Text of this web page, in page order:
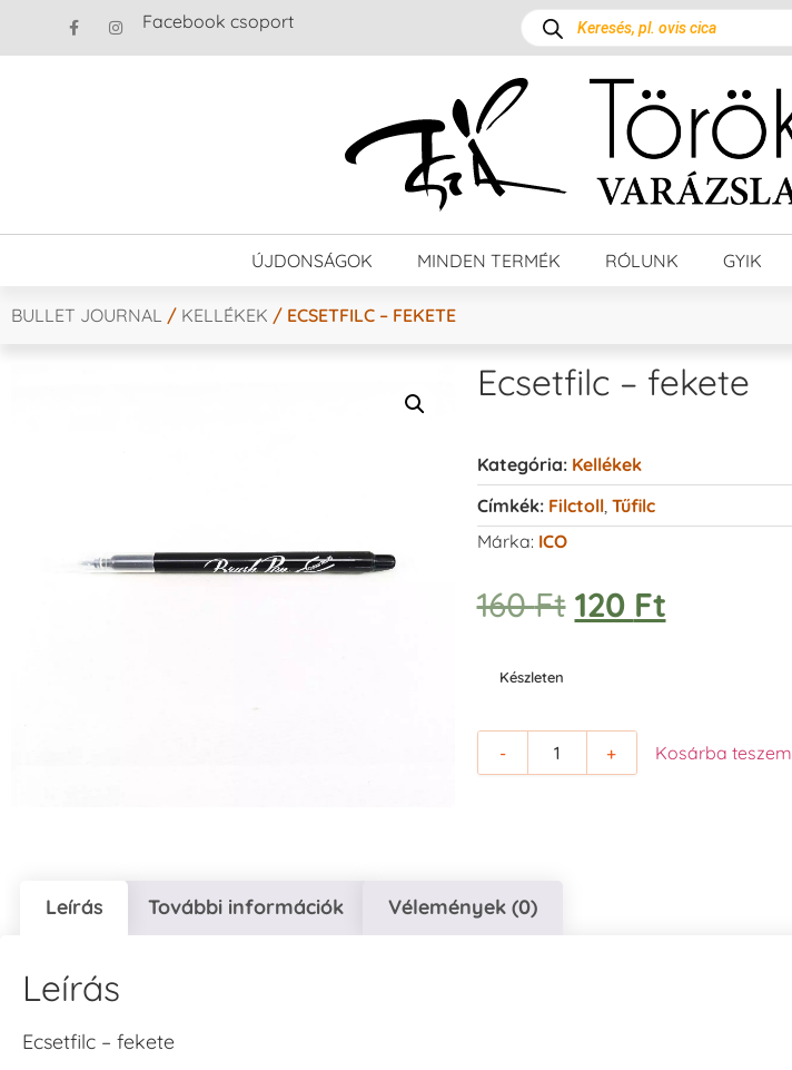
Facebook csoport
ÚJDONSÁGOK MINDEN TERMÉK RÓLUNK GYIK
BULLET JOURNAL / KELLÉKEK / ECSETFILC – FEKETE
Ecsetfilc – fekete
Kategória: Kellékek
Címkék: Filctoll, Tűfilc
Márka: ICO
160Ft 120 Ft
Készleten
- + Kosárba teszem
Leírás További információk Vélemények (0)
Leírás
Ecsetfilc – fekete